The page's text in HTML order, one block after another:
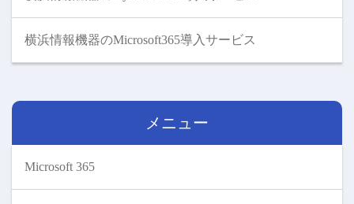
横浜情報機器のMicrosoft365導入サービス
メニュー
Microsoft 365